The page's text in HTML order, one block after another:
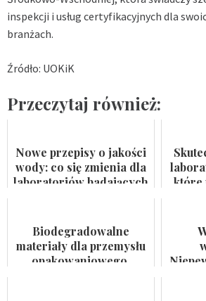
inspekcji i usług certyfikacyjnych dla
branżach.
Źródło: UOKiK
Przeczytaj również:
Nowe przepisy o jakości
wody: co się zmienia dla
laboratoriów badających
które
Biodegradowalne
materiały dla przemysłu
opakowaniowego.